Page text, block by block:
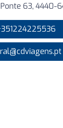
Ponte 63, 4440-